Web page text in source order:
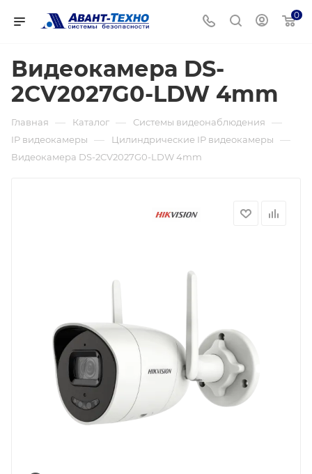
0
Видеокамера DS-
2CV2027G0-LDW 4mm
Главная — Каталог — Системы видеонаблюдения —
IP видеокамеры — Цилиндрические IP видеокамеры —
Видеокамера DS-2CV2027G0-LDW 4mm